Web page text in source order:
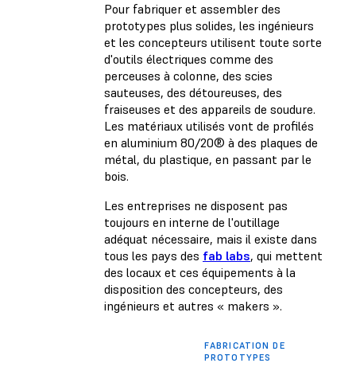
Pour fabriquer et assembler des
prototypes plus solides, les ingénieurs
et les concepteurs utilisent toute sorte
d'outils électriques comme des
perceuses à colonne, des scies
sauteuses, des détoureuses, des
fraiseuses et des appareils de soudure.
Les matériaux utilisés vont de profilés
en aluminium 80/20® à des plaques de
métal, du plastique, en passant par le
bois.
Les entreprises ne disposent pas
toujours en interne de l'outillage
adéquat nécessaire, mais il existe dans
tous les pays des fab labs, qui mettent
des locaux et ces équipements à la
disposition des concepteurs, des
ingénieurs et autres « makers ».
FABRICATION DE
PROTOTYPES